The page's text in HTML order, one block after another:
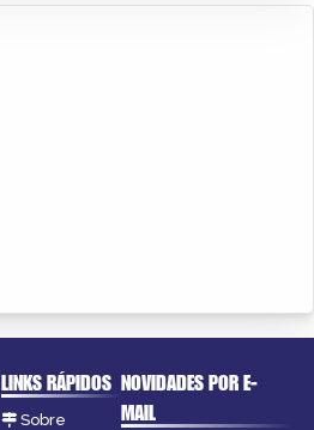
LINKS RÁPIDOS
Sobre
NOVIDADES POR E-
MAIL